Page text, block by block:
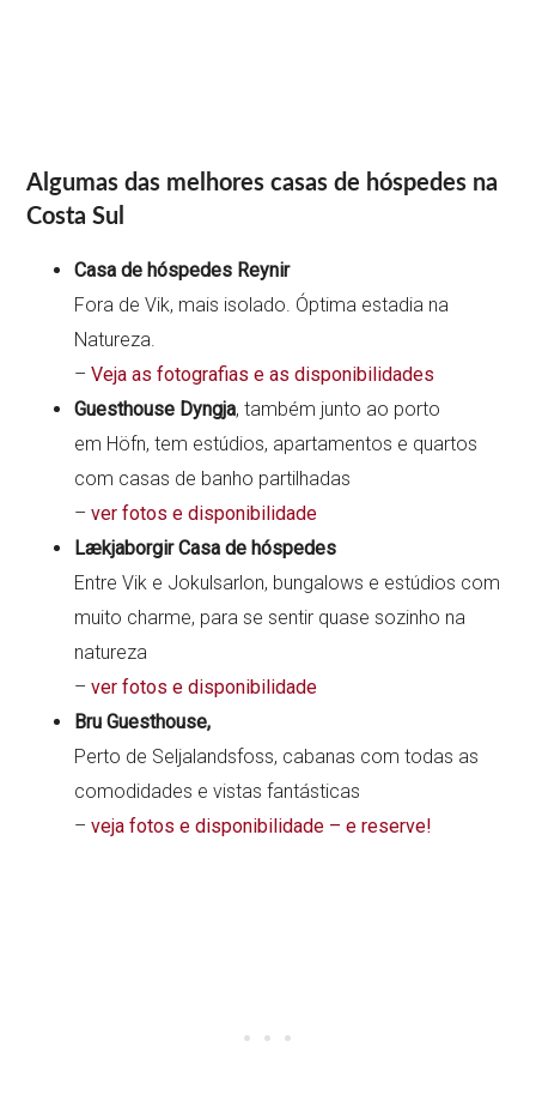
Algumas das melhores casas de hóspedes na
Costa Sul
Casa de hóspedes Reynir
Fora de Vik, mais isolado. Óptima estadia na
Natureza.
–Veja as fotografias e as disponibilidades
Guesthouse Dyngja, também junto ao porto
em Höfn, tem estúdios, apartamentos e quartos
com casas de banho partilhadas
–ver fotos e disponibilidade
Lækjaborgir Casa de hóspedes
Entre Vik e Jokulsarlon, bungalows e estúdios com
muito charme, para se sentir quase sozinho na
natureza
–ver fotos e disponibilidade
Bru Guesthouse,
Perto de Seljalandsfoss, cabanas com todas as
comodidades e vistas fantásticas
– veja fotos e disponibilidade – e reserve!